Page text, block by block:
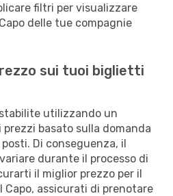
filtri per visualizzare
delle tue compagnie
sui tuoi biglietti
utilizzando un
basato sulla domanda
Di conseguenza, il
durante il processo di
il miglior prezzo per il
assicurati di prenotare